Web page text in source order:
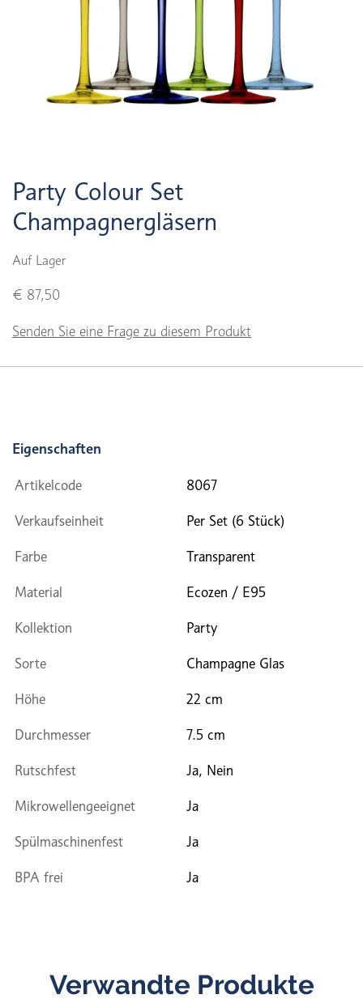
Party Colour Set
Champagnergläsern
Auf Lager
€ 87,50
Senden Sie eine Frage zu diesem Produkt
Eigenschaften
Artikelcode 8067
Verkaufseinheit Per Set (6 Stück)
Farbe Transparent
Material Ecozen / E95
Kollektion Party
Sorte Champagne Glas
Höhe 22 cm
Durchmesser 7.5 cm
Rutschfest Ja, Nein
Mikrowellengeeignet Ja
Spülmaschinenfest Ja
BPA frei Ja
Verwandte Produkte